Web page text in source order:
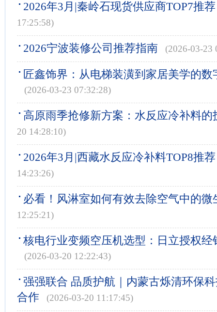
2026年3月|秦岭石现货供应商TOP7推荐
17:25:58)
2026宁波装修公司推荐指南 (2026-03-23
匠鑫饰界：从电梯装潢到家居美学的数
(2026-03-23 07:32:28)
高原雨季抢修新方案：水反应冷补料的
20 14:28:10)
2026年3月|西藏水反应冷补料TOP8推荐
14:23:26)
必看！风淋室如何有效去除空气中的微
12:25:21)
核电行业变频空压机选型：日立授权经
(2026-03-20 12:22:43)
强强联合 品质护航｜内蒙古烁清环保
合作
(2026-03-20 11:17:45)